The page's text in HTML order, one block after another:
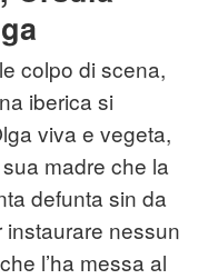
colpo di scena,
iberica si
viva e vegeta,
madre che la
defunta sin da
nessun
l’ha messa al